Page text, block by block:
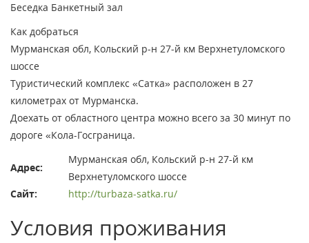
Беседка Банкетный зал
Как добраться
Мурманская обл, Кольский р-н 27-й км Верхнетуломского
шоссе
Туристический комплекс «Сатка» расположен в 27
километрах от Мурманска.
Доехать от областного центра можно всего за 30 минут по
дороге «Кола-Госграница.
Адрес:
Мурманская обл, Кольский р-н 27-й км
Верхнетуломского шоссе
Сайт:
http://turbaza-satka.ru/
Условия проживания